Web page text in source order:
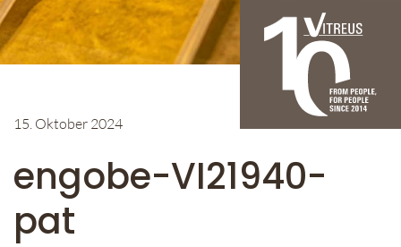
15. Oktober 2024
engobe-VI21940-
pat